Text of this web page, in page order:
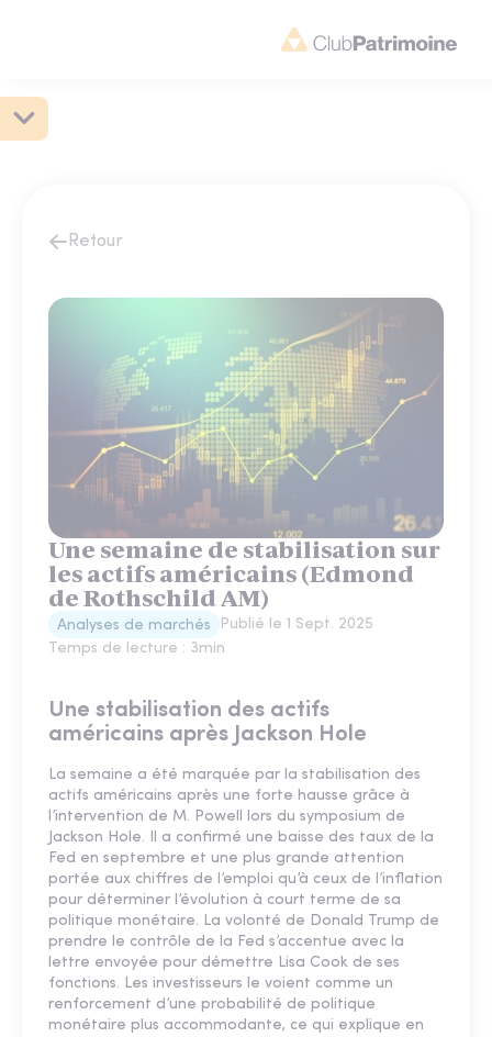
Retour
Une semaine de stabilisation sur
les actifs américains (Edmond
de Rothschild AM)
Analyses de marchés Publié le 1 Sept. 2025
Temps de lecture : 3min
Une stabilisation des actifs
américains après Jackson Hole
La semaine a été marquée par la stabilisation des
actifs américains après une forte hausse grâce à
l’intervention de M. Powell lors du symposium de
Jackson Hole. Il a confirmé une baisse des taux de la
Fed en septembre et une plus grande attention
portée aux chiffres de l’emploi qu’à ceux de l’inflation
pour déterminer l’évolution à court terme de sa
politique monétaire. La volonté de Donald Trump de
prendre le contrôle de la Fed s’accentue avec la
lettre envoyée pour démettre Lisa Cook de ses
fonctions. Les investisseurs le voient comme un
renforcement d’une probabilité de politique
monétaire plus accommodante, ce qui explique en